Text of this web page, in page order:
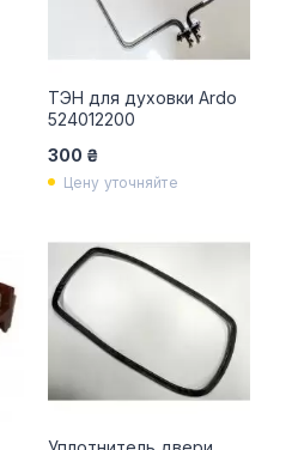
ТЭН для духовки Ardo
524012200
300 ₴
Цену уточняйте